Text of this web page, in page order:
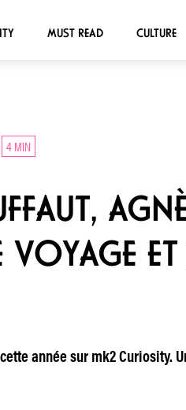
MUST READ CULTURE
4 MIN
VOYAGE
année sur mk2 Curiosity.